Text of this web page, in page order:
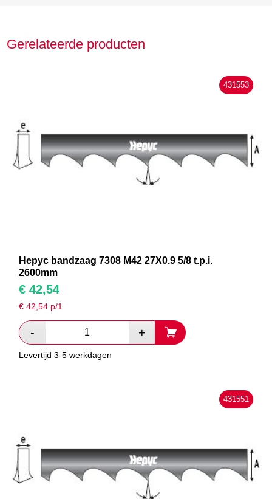
Gerelateerde producten
431553
Hepyc bandzaag 7308 M42 27X0.9 5/8 t.p.i.
2600mm
€ 42,54
€42,54 p/1
Levertijd 3-5 werkdagen
431551